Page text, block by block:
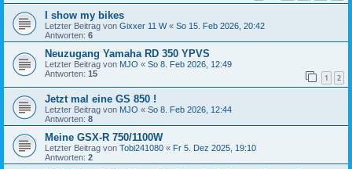
I show my bikes
Letzter Beitrag von Gixxer 11 W« So 15. Feb 2026, 20:42
Antworten: 6
Neuzugang Yamaha RD 350 YPVS
Letzter Beitrag von MJO « So 8. Feb 2026, 12:49
Antworten: 15 1 2
Jetzt mal eine GS 850 !
Letzter Beitrag von MJO « So 8. Feb 2026, 12:44
Antworten: 8
Meine GSX-R 750/1100W
Letzter Beitrag von Tobi241080 « Fr 5. Dez 2025, 19:10
Antworten: 2